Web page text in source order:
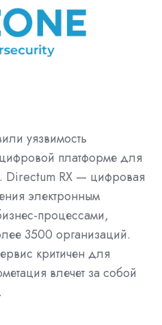
уязвимость
платформе для
Directum RX — цифровая
электронным
процессами,
3500 организаций.
критичен для
влечет за собой